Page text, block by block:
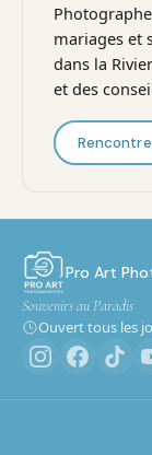
mariages et
dans la
et des
Pro Art
Souvenirs au Paradis
Ouvert tous les